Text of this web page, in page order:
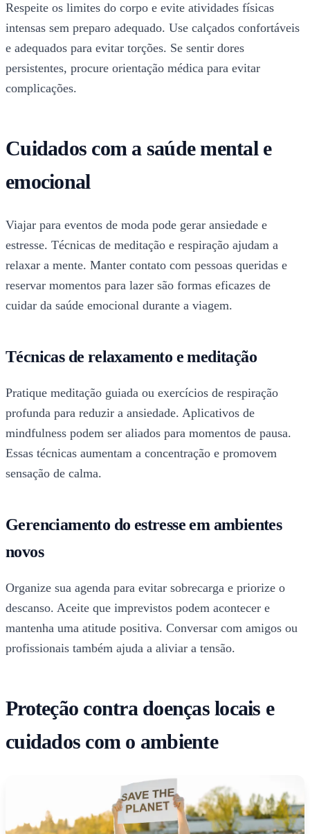
Respeite os limites do corpo e evite atividades físicas
intensas sem preparo adequado. Use calçados confortáveis
e adequados para evitar torções. Se sentir dores
persistentes, procure orientação médica para evitar
complicações.
Cuidados com a saúde mental e
emocional
Viajar para eventos de moda pode gerar ansiedade e
estresse. Técnicas de meditação e respiração ajudam a
relaxar a mente. Manter contato com pessoas queridas e
reservar momentos para lazer são formas eficazes de
cuidar da saúde emocional durante a viagem.
Técnicas de relaxamento e meditação
Pratique meditação guiada ou exercícios de respiração
profunda para reduzir a ansiedade. Aplicativos de
mindfulness podem ser aliados para momentos de pausa.
Essas técnicas aumentam a concentração e promovem
sensação de calma.
Gerenciamento do estresse em ambientes
novos
Organize sua agenda para evitar sobrecarga e priorize o
descanso. Aceite que imprevistos podem acontecer e
mantenha uma atitude positiva. Conversar com amigos ou
profissionais também ajuda a aliviar a tensão.
Proteção contra doenças locais e
cuidados com o ambiente